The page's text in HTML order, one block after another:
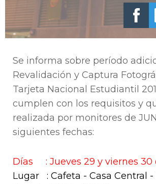
Se informa sobre período
Revalidación y Captura
Tarjeta Nacional Estudiantil
cumplen con los requisitos y
realizada por monitores de
siguientes fechas:
Días : Jueves 29 y viernes 30
Lugar : Cafeta - Casa Central -